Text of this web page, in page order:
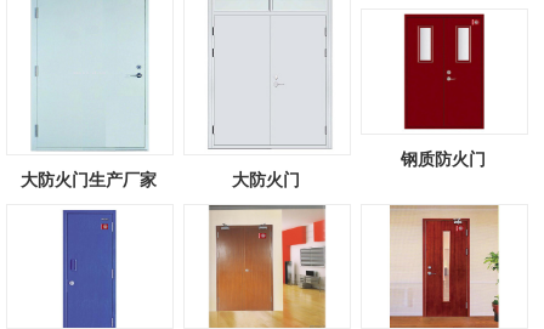
大防火门生产厂家 大防火门
钢质防火门